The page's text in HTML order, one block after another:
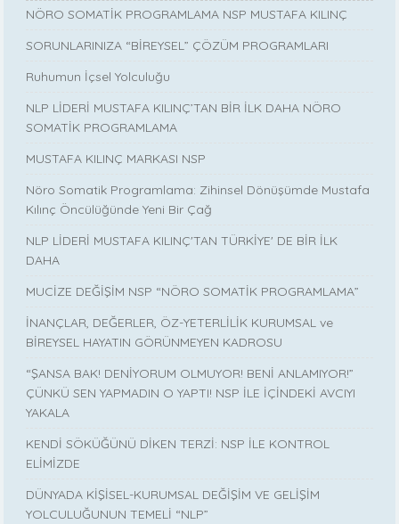
NÖRO SOMATİK PROGRAMLAMA NSP MUSTAFA KILINÇ
SORUNLARINIZA “BİREYSEL” ÇÖZÜM PROGRAMLARI
Ruhumun İçsel Yolculuğu
NLP LİDERİ MUSTAFA KILINÇ’TAN BİR İLK DAHA NÖRO
SOMATİK PROGRAMLAMA
MUSTAFA KILINÇ MARKASI NSP
Nöro Somatik Programlama: Zihinsel Dönüşümde Mustafa
Kılınç Öncülüğünde Yeni Bir Çağ
NLP LİDERİ MUSTAFA KILINÇ'TAN TÜRKİYE' DE BİR İLK
DAHA
MUCİZE DEĞİŞİM NSP “NÖRO SOMATİK PROGRAMLAMA”
İNANÇLAR, DEĞERLER, ÖZ-YETERLİLİK KURUMSAL ve
BİREYSEL HAYATIN GÖRÜNMEYEN KADROSU
“ŞANSA BAK! DENİYORUM OLMUYOR! BENİ ANLAMIYOR!”
ÇÜNKÜ SEN YAPMADIN O YAPTI! NSP İLE İÇİNDEKİ AVCIYI
YAKALA
KENDİ SÖKÜĞÜNÜ DİKEN TERZİ: NSP İLE KONTROL
ELİMİZDE
DÜNYADA KİŞİSEL-KURUMSAL DEĞİŞİM VE GELİŞİM
YOLCULUĞUNUN TEMELİ “NLP”